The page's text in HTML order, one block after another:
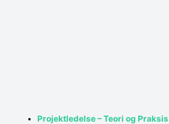
Projektledelse – Teori og Praksis